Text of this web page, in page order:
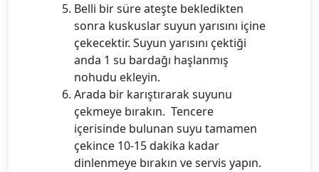
Belli bir süre ateşte bekledikten
sonra kuskuslar suyun yarısını içine
çekecektir. Suyun yarısını çektiği
anda 1 su bardağı haşlanmış
nohudu ekleyin.
Arada bir karıştırarak suyunu
çekmeye bırakın. Tencere
içerisinde bulunan suyu tamamen
çekince 10-15 dakika kadar
dinlenmeye bırakın ve servis yapın.